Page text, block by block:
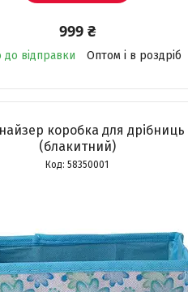
999 ₴
до відправки Оптом і в роздріб
коробка для дрібниць
(блакитний)
58350001